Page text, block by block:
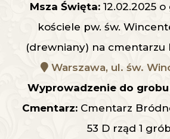
Msza Święta:12.02.2025 o
kościele pw. św.
(drewniany) na cmentarzu
Warszawa, ul. św.
Wyprowadzenie do
Cmentarz:Cmentarz
53 D rząd 1